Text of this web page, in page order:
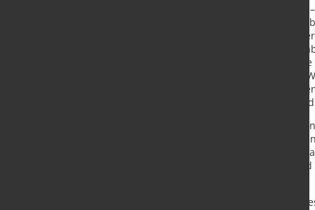
Fehlerfrei und effizient
integrierter Guidance-Funktion,
voreinstellbaren
WeldCube Navigator zum perfekt
Zusammenspiel mit dem Dual
unterschiedliche Drahtspulen zu.
Qualität der Ergebnisse
neue Navigator Software
Fehler passieren - und sie sind
Schweißverbindungen allerdings
Gesamtproduktivität und -qualität
Lösung zur Qualitätssicherung
Schweißfehler im